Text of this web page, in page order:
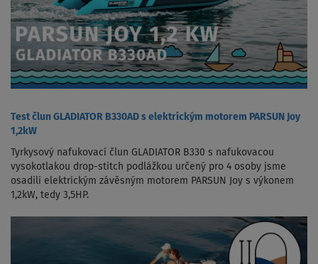
Test člun GLADIATOR B330AD s elektrickým motorem PARSUN Joy
1,2kW
Tyrkysový nafukovací člun GLADIATOR B330 s nafukovacou
vysokotlakou drop-stitch podlážkou určený pro 4 osoby jsme
osadili elektrickým závěsným motorem PARSUN Joy s výkonem
1,2kW, tedy 3,5HP.